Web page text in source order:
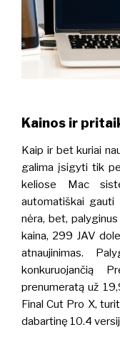
Kainos ir
Kaip ir bet kuriai
galima įsigyti tik
keliose Mac
automatiškai gauti
nėra, bet,
kaina, 299 JAV
atnaujinimas.
konkuruojančią
prenumeratą už
Final Cut Pro X,
dabartinę 10.4